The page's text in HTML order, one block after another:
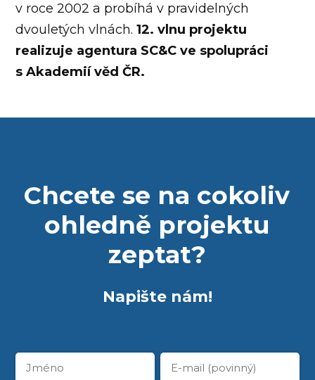
v roce 2002 a probíhá v pravidelných
dvouletých vlnách.12. vlnu projektu
realizuje agentura SC&C ve spolupráci
s Akademií věd ČR.
Chcete se na cokoliv
ohledně projektu
zeptat?
Napište nám!